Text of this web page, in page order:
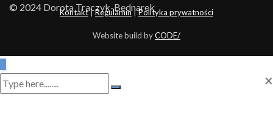
© 2024 Dorota Traczyk-Bednarek
Kontakt|Regulamin|Polityka prywatności
Website build byCODE/
×